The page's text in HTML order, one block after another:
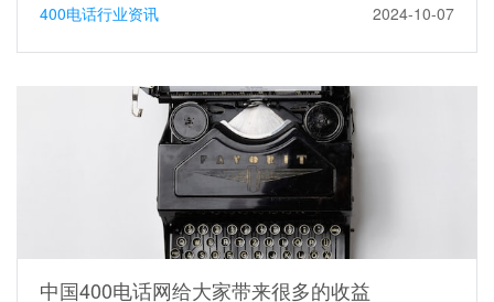
400电话行业资讯 2024-10-07
中国400电话网给大家带来很多的收益